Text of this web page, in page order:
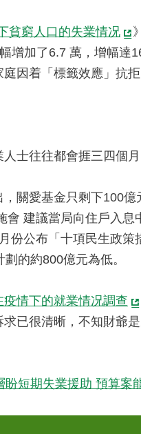
貧窮人口的失業情况
增加了6.7 萬，增幅
因着「標籤效應」抗
士往往都會捱三四個
關愛基金只剩下100
會 建議當局向住戶入
份公布「十項民生政
的約800億元為低。
疫情下的就業情况調查
已很清晰，不知財爺
盼短期失業援助 預算案